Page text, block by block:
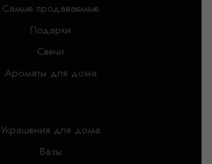
Самые продаваемые
Подарки
Свечи
Ароматы для дома
Украшения для дома
Вазы